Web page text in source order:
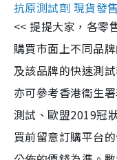
抗原測試劑 現貨發
<< 提提大家，各零
購買市面上不同品
及該品牌的快速測
亦可參考香港衞生
測試、歐盟2019冠
買前留意訂購平台